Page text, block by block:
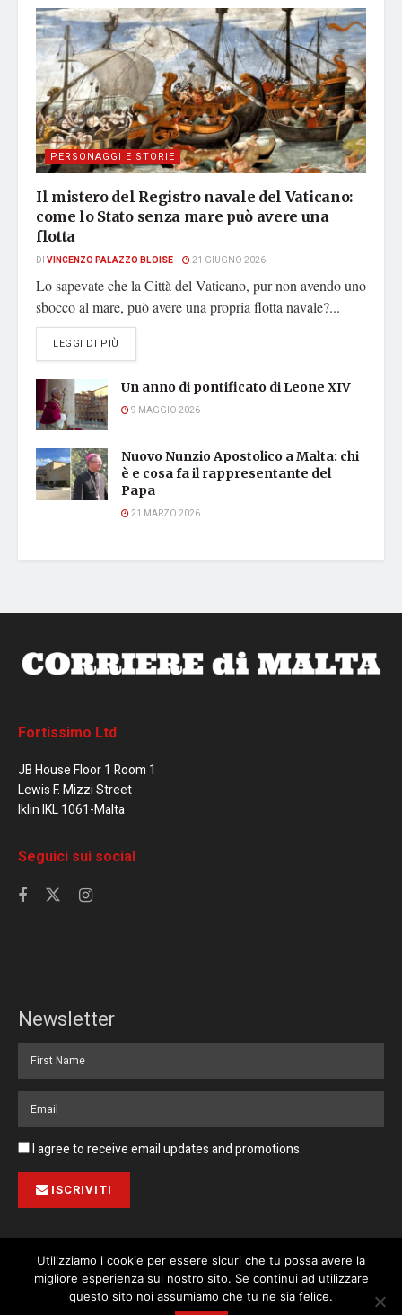
PERSONAGGI E STORIE
Il mistero del Registro navale del Vaticano:
come lo Stato senza mare può avere una
flotta
DI VINCENZO PALAZZO BLOISE 21 GIUGNO 2026
Lo sapevate che la Città del Vaticano, pur non avendo uno
sbocco al mare, può avere una propria flotta navale?...
LEGGI DI PIÙ
Un anno di pontificato di Leone XIV
9 MAGGIO 2026
Nuovo Nunzio Apostolico a Malta: chi
è e cosa fa il rappresentante del
Papa
21 MARZO 2026
Fortissimo Ltd
JB House Floor 1 Room 1
Lewis F. Mizzi Street
Iklin IKL 1061-Malta
Seguici sui social
Newsletter
I agree to receive email updates and promotions.
ISCRIVITI
Pubblicità Collabora con noi Contatto Privacy Policy
This website uses cookies. By continuing to use this website you are
Utilizziamo i cookie per essere sicuri che tu possa avere la
migliore esperienza sul nostro sito. Se continui ad utilizzare
questo sito noi assumiamo che tu ne sia felice.